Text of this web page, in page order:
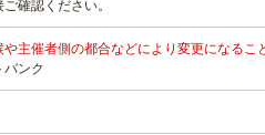
確認ください。
主催者側の都合などにより変更になるこ
ンク